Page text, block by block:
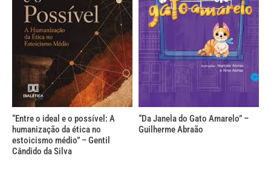
“Entre o ideal e o possível: A
humanização da ética no
estoicismo médio” – Gentil
Cândido da Silva
“Da Janela do Gato Amarelo” –
Guilherme Abraão